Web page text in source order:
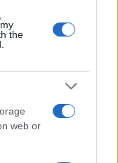
the
web or